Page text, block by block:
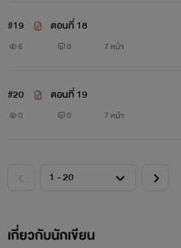
#19 ตอนที่ 18
6 0 7 หน้า
#20 ตอนที่ 19
0 0 7 หน้า
เกี่ยวกับนักเขียน